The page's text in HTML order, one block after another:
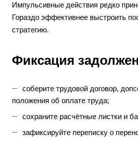
Импульсивные действия редко
Гораздо эффективнее выстроить
стратегию.
Фиксация
соберите трудовой договор,
положения об оплате труда;
сохраните расчётные листки и
зафиксируйте переписку о